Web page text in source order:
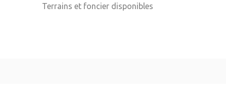
Terrains et foncier disponibles